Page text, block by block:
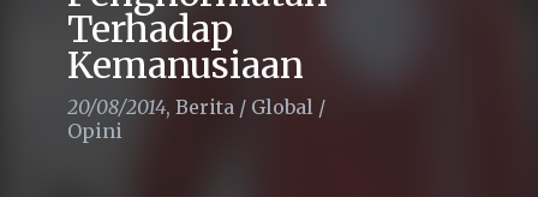
Terhadap
Kemanusiaan
20/08/2014, Berita / Global /
Opini